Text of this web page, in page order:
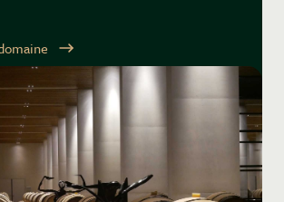
essais concluants, l'intégralité du
sa conversion vers l'agriculture
Les techniques employées incluent
verts (semis de céréales et
entre les rangs) pour structurer le sol et
que la pratique du compostage. Afin
diversité génétique de la propriété, le
à l’aide de sélections massales de
L'encépagement a évolué vers une